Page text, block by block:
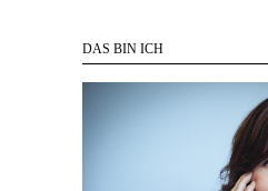
DAS BIN ICH